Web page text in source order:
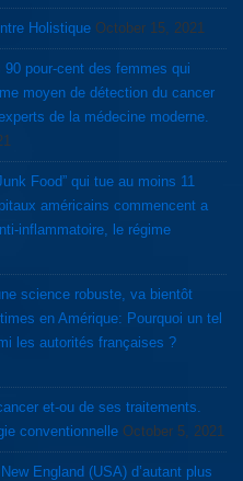
Holistique October 15, 2021
pour-cent des femmes qui
moyen de détection du cancer
de la médecine moderne.
Food” qui tue au moins 11
américains commencent a
inflammatoire, le régime
science robuste, va bientôt
en Amérique: Pourquoi un tel
les autorités françaises ?
et-ou de ses traitements.
conventionnelle October 5, 2021
England (USA) d’autant plus